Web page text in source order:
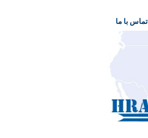
تماس با ما